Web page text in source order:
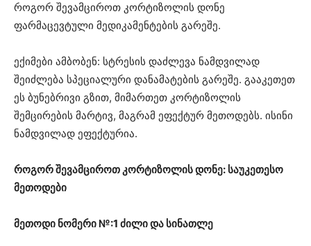
როგორ შევამციროთ კორტიზოლის დონე
ფარმაცევტული მედიკამენტების გარეშე.
ექიმები ამბობენ: სტრესის დაძლევა ნამდვილად
შეიძლება სპეციალური დანამატების გარეშე. გააკეთეთ
ეს ბუნებრივი გზით, მიმართეთ კორტიზოლის
შემცირების მარტივ, მაგრამ ეფექტურ მეთოდებს. ისინი
ნამდვილად ეფექტურია.
როგორ შევამციროთ კორტიზოლის დონე: საუკეთესო
მეთოდები
მეთოდი ნომერი №:1 ძილი და სინათლე